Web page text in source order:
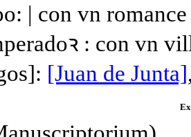
| con vn romance
: con vn
[Juan de Junta]